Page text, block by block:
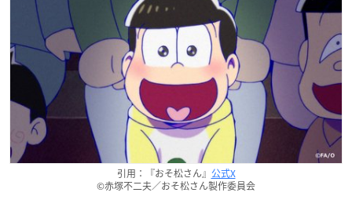
引用：『おそ松さん』 公式X
©赤塚不二夫／おそ松さん製作委員会